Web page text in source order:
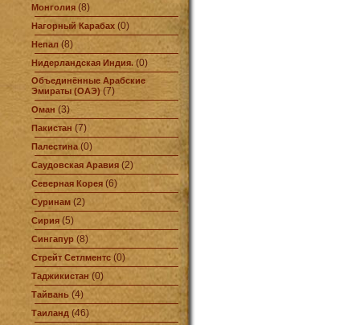
Монголия (8)
Нагорный Карабах (0)
Непал (8)
Нидерландская Индия.(0)
Объединённые Арабские
Эмираты (ОАЭ)(7)
Оман (3)
Пакистан (7)
Палестина(0)
Саудовская Аравия (2)
Северная Корея (6)
Суринам (2)
Сирия (5)
Сингапур (8)
Стрейт Сетлментс (0)
Таджикистан (0)
Тайвань (4)
Таиланд (46)